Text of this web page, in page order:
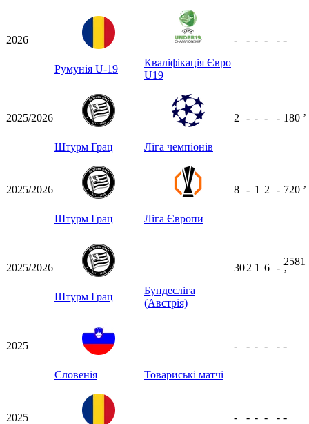
2026
Румунія U-19
Кваліфікація Євро
U19
- - - - - -
2025/2026
Штурм Грац Ліга чемпіонів
2 - - - - 180 ʼ
2025/2026
Штурм Грац Ліга Європи
8 - 1 2 - 720 ʼ
2025/2026
Штурм Грац
Бундесліга
(Австрія)
302 1 6 -
2581
ʼ
2025
Словенія Товариські матчі
- - - - - -
2025 - - - - - -